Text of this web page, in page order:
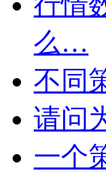
么…
不同
请问
一个